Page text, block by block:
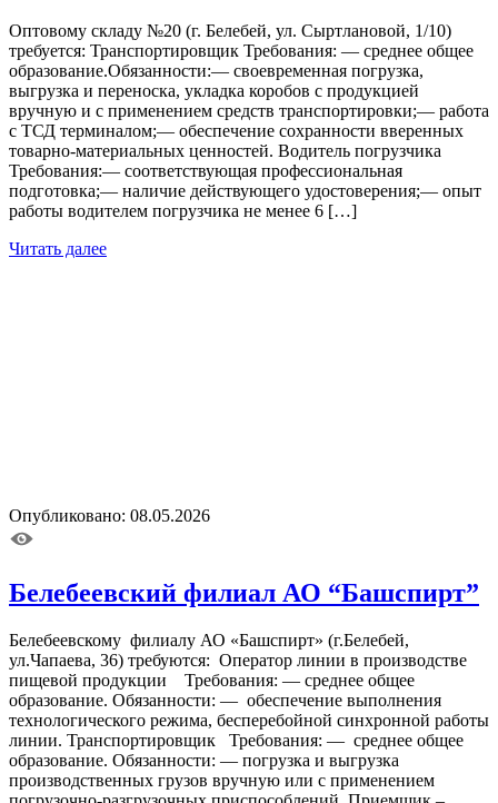
Оптовому складу №20 (г. Белебей, ул. Сыртлановой, 1/10)
требуется: Транспортировщик Требования: — среднее общее
образование.Обязанности:— своевременная погрузка,
выгрузка и переноска, укладка коробов с продукцией
вручную и с применением средств транспортировки;— работа
с ТСД терминалом;— обеспечение сохранности вверенных
товарно-материальных ценностей. Водитель погрузчика
Требования:— соответствующая профессиональная
подготовка;— наличие действующего удостоверения;— опыт
работы водителем погрузчика не менее 6 […]
Читать далее
Опубликовано: 08.05.2026
Белебеевский филиал АО “Башспирт”
Белебеевскому филиалу АО «Башспирт» (г.Белебей,
ул.Чапаева, 36) требуются: Оператор линии в производстве
пищевой продукции Требования: — среднее общее
образование. Обязанности: — обеспечение выполнения
технологического режима, бесперебойной синхронной работы
линии. Транспортировщик Требования: — среднее общее
образование. Обязанности: — погрузка и выгрузка
производственных грузов вручную или с применением